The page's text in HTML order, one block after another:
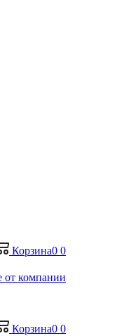
Корзина0 0
Корзина0 0